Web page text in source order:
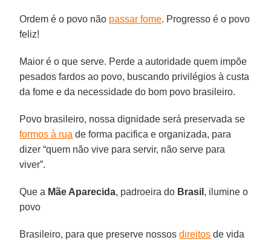
Ordem é o povo não passar fome. Progresso é o povo
feliz!
Maior é o que serve. Perde a autoridade quem impõe
pesados fardos ao povo, buscando privilégios à custa
da fome e da necessidade do bom povo brasileiro.
Povo brasileiro, nossa dignidade será preservada se
formos à rua de forma pacifica e organizada, para
dizer “quem não vive para servir, não serve para
viver”.
Que a Mãe Aparecida, padroeira do Brasil , ilumine o
povo
Brasileiro, para que preserve nossosdireitos de vida